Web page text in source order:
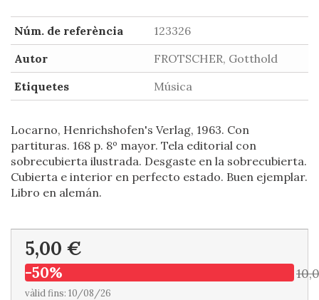
Núm. de referència
123326
Autor
FROTSCHER, Gotthold
Etiquetes
Música
Locarno, Henrichshofen's Verlag, 1963. Con
partituras. 168 p. 8º mayor. Tela editorial con
sobrecubierta ilustrada. Desgaste en la sobrecubierta.
Cubierta e interior en perfecto estado. Buen ejemplar.
Libro en alemán.
5,00 €
-50%
vàlid fins: 10/08/26